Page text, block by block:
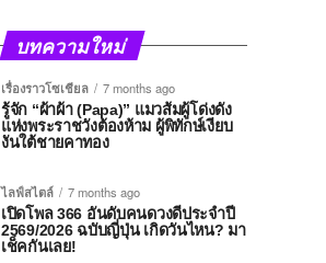
บทความใหม่
เรื่องราวโซเชียล
7 months ago
รู้จัก “ผ้าผ้า (Papa)” แมวส้มผู้โด่งดัง
แห่งพระราชวังต้องห้าม ผู้พิทักษ์เงียบ
งันใต้ชายคาทอง
ไลฟ์สไตล์
7 months ago
เปิดโพล 366 อันดับคนดวงดีประจำปี
2569/2026 ฉบับญี่ปุ่น เกิดวันไหน? มา
เช็คกันเลย!